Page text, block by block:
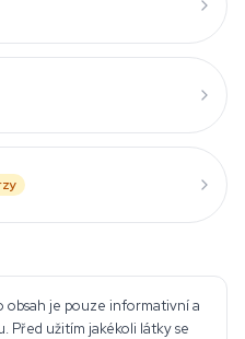
obsah je pouze informativní a
Před užitím jakékoli látky se